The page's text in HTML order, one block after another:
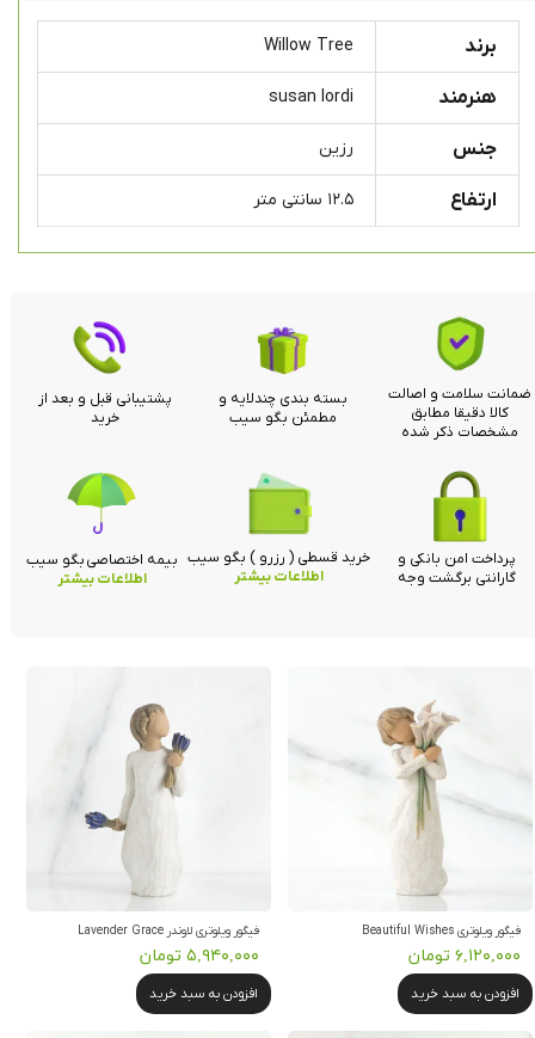
برند Willow Tree
هنرمند susan lordi
جنس رزین
ارتفاع ۱۲.۵ سانتی متر
فیگور ویلوتری Beautiful Wishes
۶,۱۲۰,۰۰۰ تومان
افزودن به سبد خرید
فیگور ویلوتری لاوندر Lavender Grace
۵,۹۴۰,۰۰۰ تومان
افزودن به سبد خرید
ضمانت سلامت و اصالت
کالا دقیقا مطابق
مشخصات ذکر شده
بسته بندی چندلایه و
مطمئن بگو سیب
پشتیبانی قبل و بعد از
خرید
خرید قسطی ( رزرو ) بگو سیب
اطلاعات بیشتر
پرداخت امن بانکی و
گارانتی برگشت وجه
بیمه اختصاصی بگو سیب
اطلاعات بیشتر